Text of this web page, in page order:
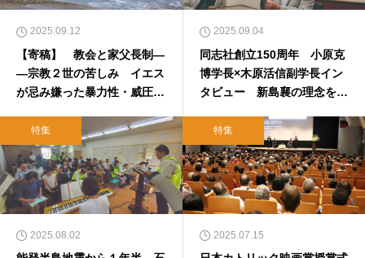
2025.09.12
【寄稿】 教会と家父長制―
―宗教２世の苦しみ イエス
が忌み嫌った暴力性・威圧
2025.09.04
同志社創立150周年 小原克
博学長×木原活信副学長イン
タビュー 新島襄の理念を現
題〟とは
特集
2025.08.02
特集
2025.07.15